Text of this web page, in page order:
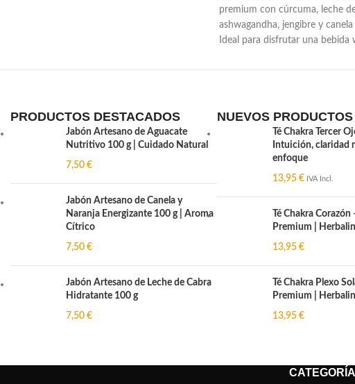
premium con cúrcuma, leche
ashwagandha, jengibre y canela
Ideal para disfrutar una bebida
PRODUCTOS DESTACADOS
Jabón Artesano de Aguacate
Nutritivo 100 g | Cuidado Natural
7,50 €
Jabón Artesano de Canela y
Naranja Energizante 100 g | Aroma
Cítrico
7,50 €
Jabón Artesano de Leche de Cabra
Hidratante 100 g
7,50 €
NUEVOS PRODUCTOS
Té Chakra Tercer
Intuición, claridad
enfoque
13,95 € IVA Incl.
Té Chakra
Premium |
13,95 €
Té Chakra Plexo
Premium |
13,95 €